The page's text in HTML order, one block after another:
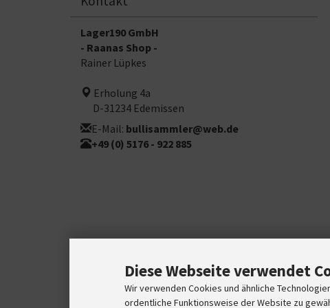
Lager190 GmbH
- Raanas Shop -
Rainer Lüpkes
Erholung 4a
D-31234 Edemissen
E-Mail: bullisammler@web.de
+49 (0) 5176 - 922 885
Diese Webseite verwendet
Wir verwenden Cookies und ähnliche
ordentliche Funktionsweise der Website zu